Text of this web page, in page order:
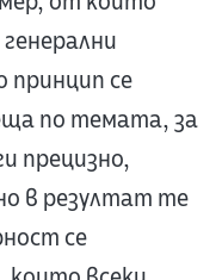
принцип се
по темата, за
прецизно,
в резултат те
се